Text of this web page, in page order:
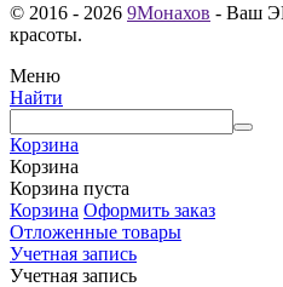
© 2016 - 2026 9Монахов - Ваш
красоты.
Меню
Найти
Корзина
Корзина
Корзина пуста
Корзина Оформить заказ
Отложенные товары
Учетная запись
Учетная запись